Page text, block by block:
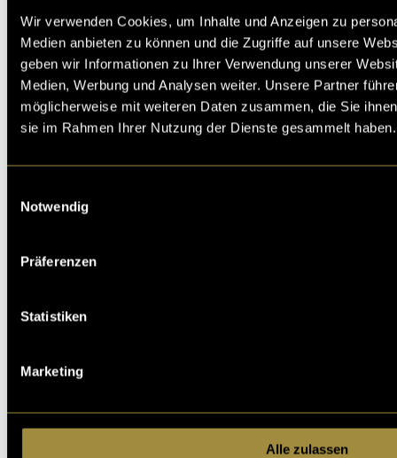
Wir verwenden Cookies, um Inhalte und Anzeigen zu
Medien anbieten zu können und die Zugriffe auf unsere
geben wir Informationen zu Ihrer Verwendung unserer
Medien, Werbung und Analysen weiter. Unsere Partner
möglicherweise mit weiteren Daten zusammen, die Sie
sie im Rahmen Ihrer Nutzung der Dienste gesammelt haben.
Notwendig
Präferenzen
Statistiken
Marketing
Alle zulassen